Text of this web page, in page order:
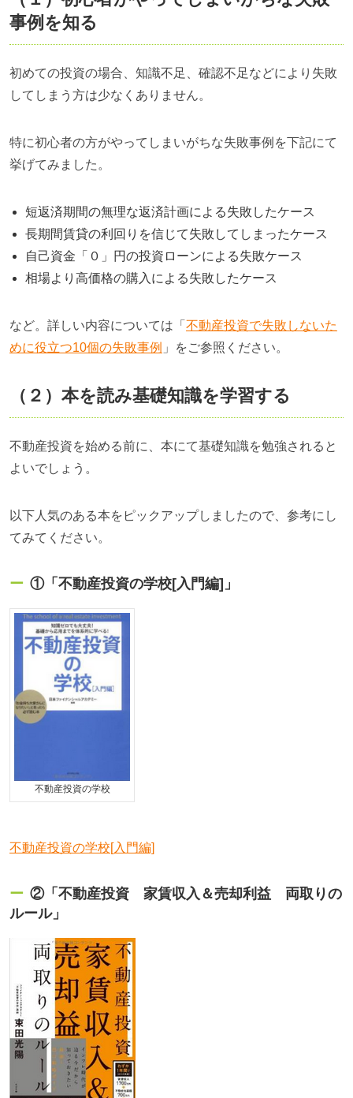
事例を知る
初めての投資の場合、知識不足、確認不足などにより失敗
してしまう方は少なくありません。
特に初心者の方がやってしまいがちな失敗事例を下記にて
挙げてみました。
短返済期間の無理な返済計画による失敗したケース
長期間賃貸の利回りを信じて失敗してしまったケース
自己資金「０」円の投資ローンによる失敗ケース
相場より高価格の購入による失敗したケース
など。詳しい内容については「 不動産投資で失敗しないた
めに役立つ10個の失敗事例 」をご参照ください。
（２）本を読み基礎知識を学習する
不動産投資を始める前に、本にて基礎知識を勉強されると
よいでしょう。
以下人気のある本をピックアップしましたので、参考にし
てみてください。
①「不動産投資の学校[入門編]」
不動産投資の学校
不動産投資の学校[入門編]
②「不動産投資 家賃収入＆売却利益 両取りの
ルール」